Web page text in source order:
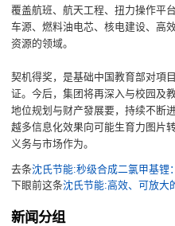
覆盖航班、航天工程、扭力操作平
车源、燃料油电芯、核电建设、高
资源的领域。
契机得奖，是基础中国教育部对項
证。今后，集团将再深入与校园及
地位规划与财产發展要，持续不断
越多信息化效果向可能生育力图片
义务与市场作为。
去条沈氏节能:秒级合成二氯甲基
下眼前这条
新闻分组